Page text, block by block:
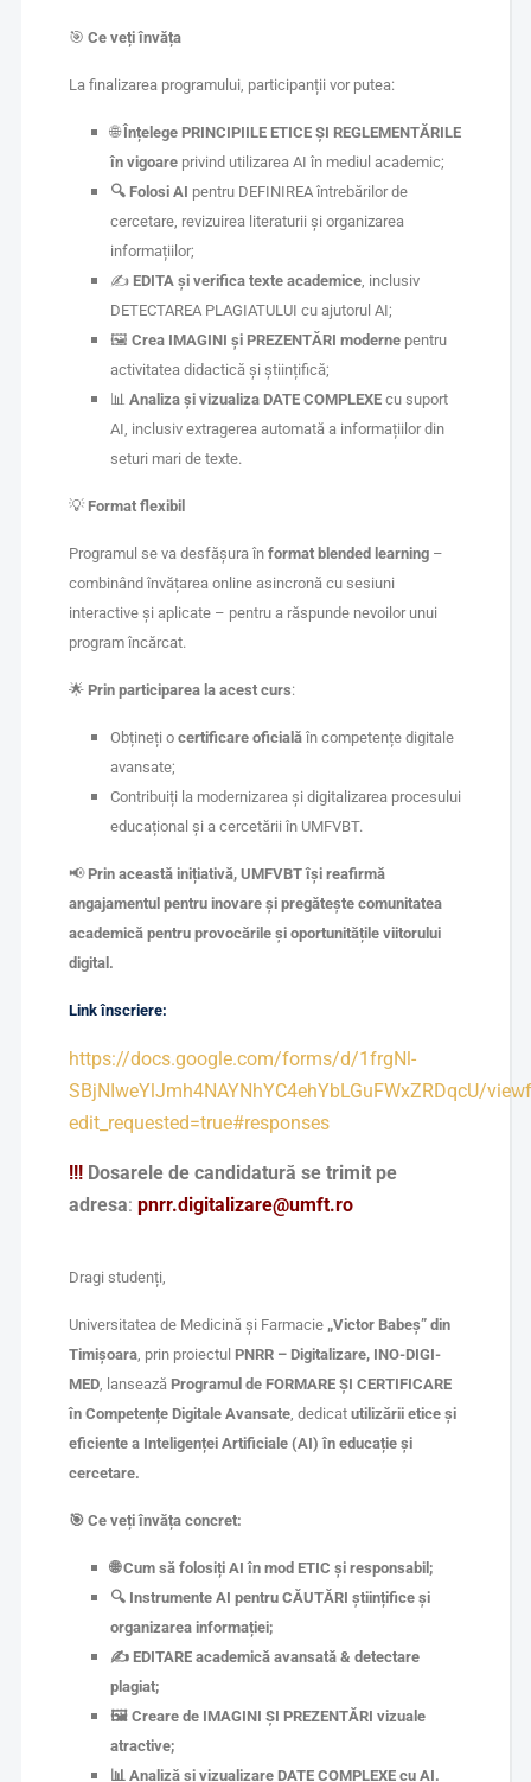
🎯 Ce veți învăța
La finalizarea programului, participanții vor putea:
🌐Înțelege PRINCIPIILE ETICE ȘI REGLEMENTĂRILE
în vigoareprivind utilizarea AI în mediul academic;
🔍Folosi AI pentru DEFINIREA întrebărilor de
cercetare, revizuirea literaturii și organizarea
informațiilor;
✍️ EDITA și verifica texte academice, inclusiv
DETECTAREA PLAGIATULUI cu ajutorul AI;
🖼️ Crea IMAGINI și PREZENTĂRI modernepentru
activitatea didactică și științifică;
📊 Analiza și vizualiza DATE COMPLEXEcu suport
AI, inclusiv extragerea automată a informațiilor din
seturi mari de texte.
💡 Format flexibil
Programul se va desfășura în format blended learning–
combinând învățarea online asincronă cu sesiuni
interactive și aplicate – pentru a răspunde nevoilor unui
program încărcat.
🌟 Prin participarea la acest curs:
Obțineți o certificare oficialăîn competențe digitale
avansate;
Contribuiți la modernizarea și digitalizarea procesului
educațional și a cercetării în UMFVBT.
📢 Prin această inițiativă, UMFVBT își reafirmă
angajamentul pentru inovare și pregătește comunitatea
academică pentru provocările și oportunitățile viitorului
digital.
Link înscriere:
https://docs.google.com/forms/d/1frgNl-
SBjNIweYlJmh4NAYNhYC4ehYbLGuFWxZRDqcU/
edit_requested=true#responses
!!!Dosarele de candidatură se trimit pe
adresa: pnrr.digitalizare@umft.ro
Dragi studenți,
Universitatea de Medicină și Farmacie „Victor Babeș” din
Timișoara, prin proiectul PNRR – Digitalizare, INO-DIGI-
MED, lansează Programul de FORMARE ȘI CERTIFICARE
în Competențe Digitale Avansate, dedicat utilizării etice și
eficiente a Inteligenței Artificiale (AI) în educație și
cercetare.
🎯Ce veți învăța concret:
🌐Cum să folosiți AI în mod ETIC și responsabil;
🔍Instrumente AI pentru CĂUTĂRI științifice și
organizarea informației;
✍️EDITARE academică avansată & detectare
plagiat;
🖼️Creare de IMAGINI ȘI PREZENTĂRI vizuale
atractive;
📊Analiză și vizualizare DATE COMPLEXE cu AI.